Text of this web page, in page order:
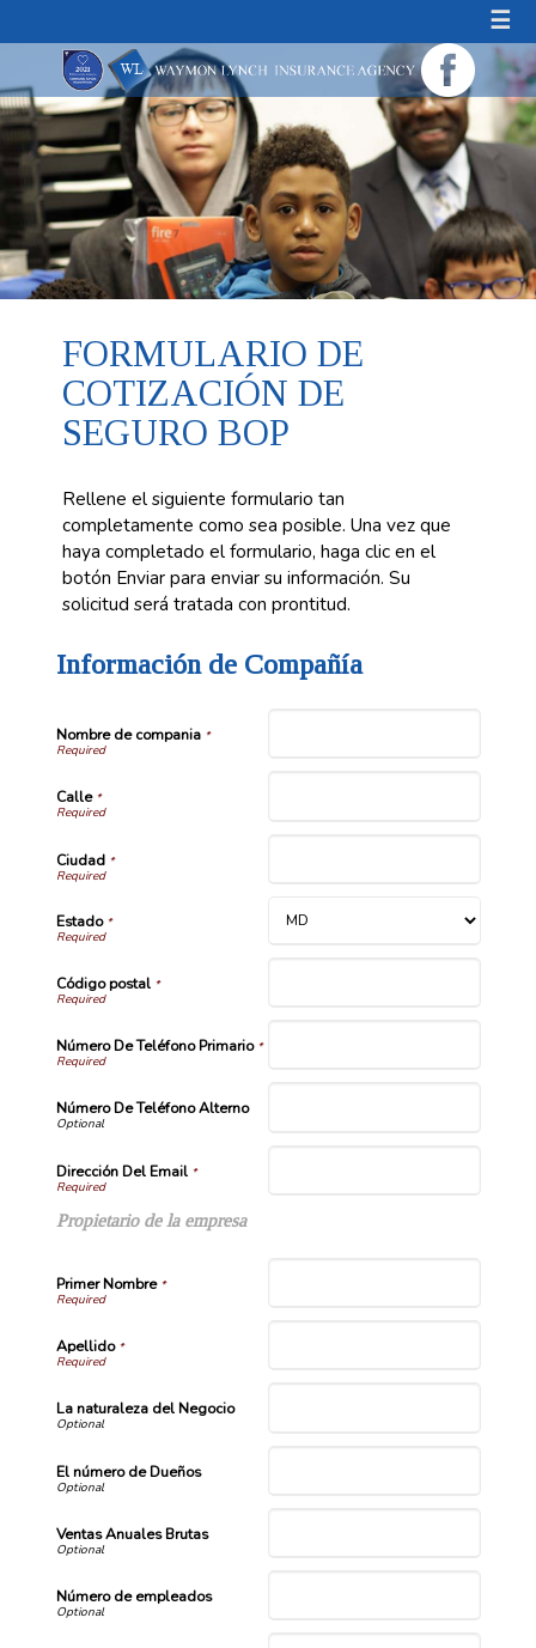
☰
FORMULARIO DE
COTIZACIÓN DE
SEGURO BOP
Rellene el siguiente formulario tan
completamente como sea posible. Una vez que
haya completado el formulario, haga clic en el
botón Enviar para enviar su información. Su
solicitud será tratada con prontitud.
Información de Compañía
Nombre de compania*
Calle*
Ciudad*
Estado*
Código postal*
Número De Teléfono Primario*
Número De Teléfono Alterno
Dirección Del Email*
Propietario de la empresa
Primer Nombre *
Apellido*
La naturaleza del Negocio
El número de Dueños
Ventas Anuales Brutas
Número de empleados